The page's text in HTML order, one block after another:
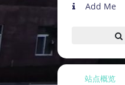
Add Me
站点概览